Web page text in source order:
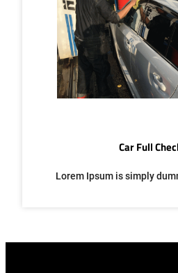
Car Full
Lorem Ipsum is simply